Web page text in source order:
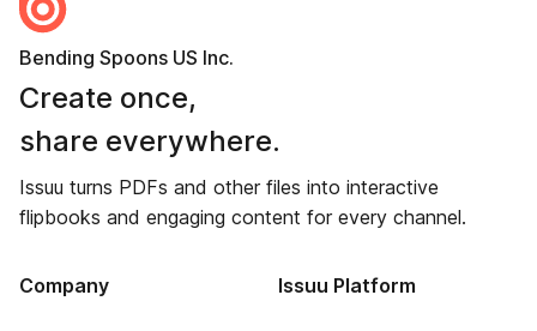
Bending Spoons US Inc.
Create once,
share everywhere.
Issuu turns PDFs and other files into interactive
flipbooks and engaging content for every channel.
Company Issuu Platform